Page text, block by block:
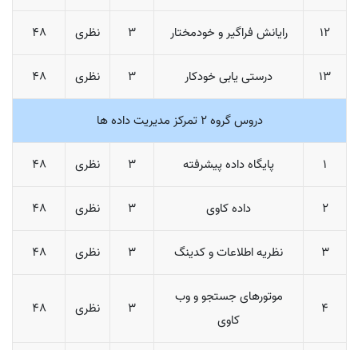
12 رایانش فراگیر و خودمختار 3 نظری 48
13 درستی یابی خودکار 3 نظری 48
دروس گروه 2 تمرکز مدیریت داده ها
1 پایگاه داده پیشرفته 3 نظری 48
2 داده کاوی 3 نظری 48
3 نظریه اطلاعات و کدینگ 3 نظری 48
4
موتورهای جستجو و وب
کاوی
3 نظری 48